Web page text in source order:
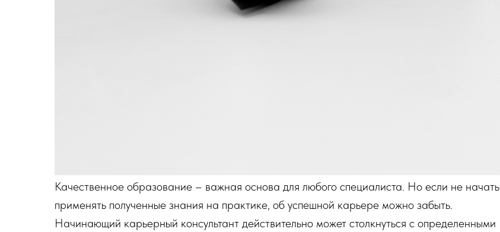
Качественное образование – важная основа для любого специалиста. Но если не начать
применять полученные знания на практике, об успешной карьере можно забыть.
Начинающий карьерный консультант действительно может столкнуться с определенными